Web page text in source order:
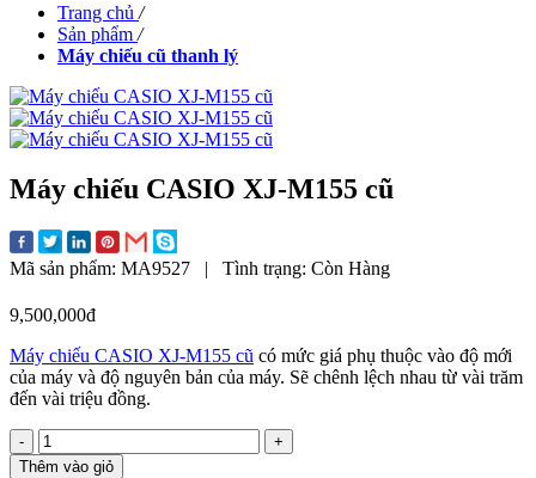
Trang chủ /
Sản phẩm /
Máy chiếu cũ thanh lý
Máy chiếu CASIO XJ-M155 cũ
Mã sản phẩm: MA9527 | Tình trạng: Còn Hàng
9,500,000đ
Máy chiếu CASIO XJ-M155 cũ có mức giá phụ thuộc vào độ mới
của máy và độ nguyên bản của máy. Sẽ chênh lệch nhau từ vài trăm
đến vài triệu đồng.
-
+
Thêm vào giỏ